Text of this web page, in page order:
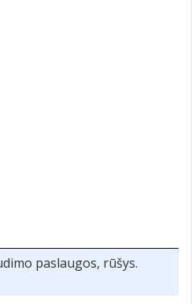
paslaugos, rūšys.